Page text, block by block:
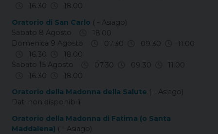
16.30
18.00
Oratorio di San Carlo ( - Asiago)
Sabato 8 Agosto
18.00
Domenica 9 Agosto
07.30 09.30
11.00
16.30
18.00
Sabato 15 Agosto
07.30 09.30
11.00
16.30
18.00
Oratorio della Madonna della Salute ( - Asiago)
Dati non disponibili
Oratorio della Madonna di Fatima (o Santa
Maddalena) ( - Asiago)